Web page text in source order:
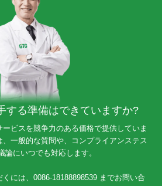
する準備はできていますか?
ビスを競争力のある価格で提供していま
一般的な質問や、コンプライアンステス
論にいつでも対応します。
には、0086-18188898539 までお問い合